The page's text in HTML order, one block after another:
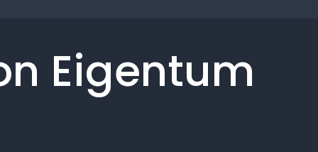
Eigentum